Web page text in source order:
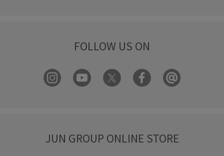
FOLLOW US ON
JUN GROUP ONLINE STORE